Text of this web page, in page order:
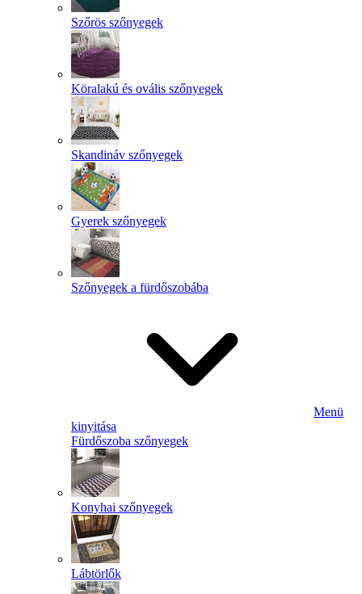
Szőrös szőnyegek
Köralakú és ovális szőnyegek
Skandináv szőnyegek
Gyerek szőnyegek
Szőnyegek a fürdőszobába
Menü
kinyitása
Fürdőszoba szőnyegek
Konyhai szőnyegek
Lábtörlők